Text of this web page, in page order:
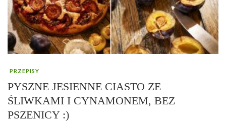
PRZEPISY
PYSZNE JESIENNE CIASTO ZE
ŚLIWKAMI I CYNAMONEM, BEZ
PSZENICY :)